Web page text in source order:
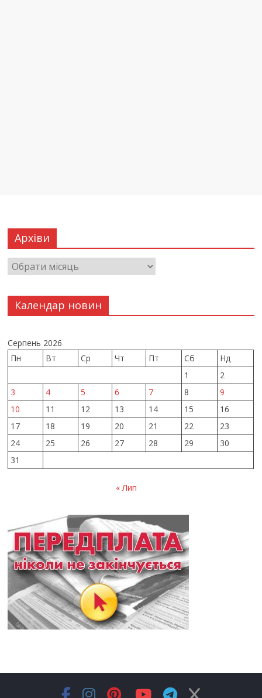
Архіви
Календар новин
Серпень 2026
Пн
Вт Ср Чт Пт Сб
Нд
1
2
3
4 5 6 7 8
9
10
11 12 13 14 15
16
17
18 19 20 21 22
23
24
25 26 27 28 29
30
31
« Лип